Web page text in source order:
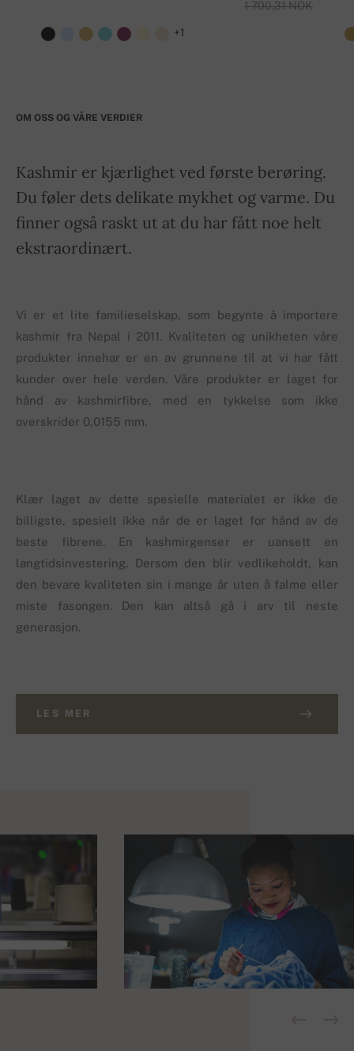
1 700,31 NOK
+1
OM OSS OG VÅRE VERDIER
Kashmir er kjærlighet ved første berøring.
Du føler dets delikate mykhet og varme. Du
finner også raskt ut at du har fått noe helt
ekstraordinært.
Vi er et lite familieselskap, som begynte å importere
kashmir fra Nepal i 2011. Kvaliteten og unikheten våre
produkter innehar er en av grunnene til at vi har fått
kunder over hele verden. Våre produkter er laget for
hånd av kashmirfibre, med en tykkelse som ikke
overskrider 0,0155 mm.
Klær laget av dette spesielle materialet er ikke de
billigste, spesielt ikke når de er laget for hånd av de
beste fibrene. En kashmirgenser er uansett en
langtidsinvestering. Dersom den blir vedlikeholdt, kan
den bevare kvaliteten sin i mange år uten å falme eller
miste fasongen. Den kan altså gå i arv til neste
generasjon.
LES MER